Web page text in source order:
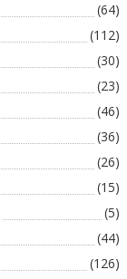
(64)
(112)
(30)
(23)
(46)
(36)
(26)
(15)
(5)
(44)
(126)